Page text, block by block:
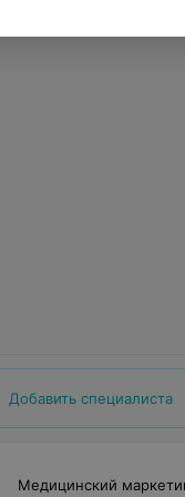
Добавить специалиста
Медицинский